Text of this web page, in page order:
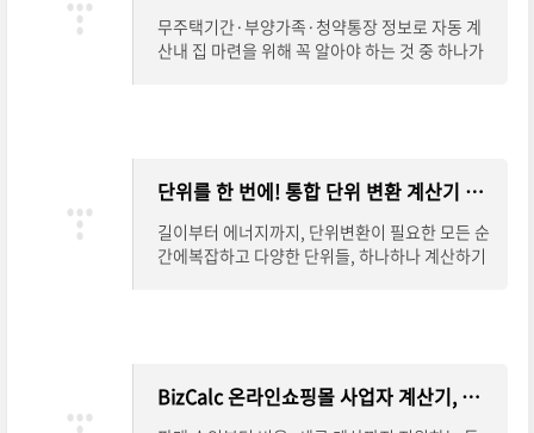
무주택기간·부양가족·청약통장 정보로 자동 계
산내 집 마련을 위해 꼭 알아야 하는 것 중 하나가
단위를 한 번에! 통합 단위 변환 계산기 완벽 안내
길이부터 에너지까지, 단위변환이 필요한 모든 순
간에복잡하고 다양한 단위들, 하나하나 계산하기
BizCalc 온라인쇼핑몰 사업자 계산기, 수익과 세금까지 한 번에